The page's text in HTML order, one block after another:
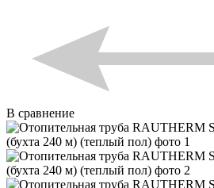
В сравнение